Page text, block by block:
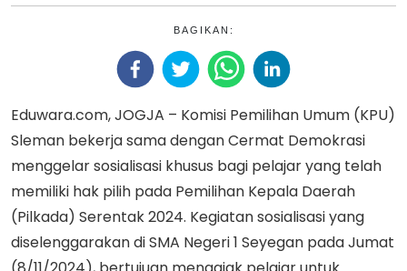
BAGIKAN:
Eduwara.com, JOGJA – Komisi Pemilihan Umum (KPU)
Sleman bekerja sama dengan Cermat Demokrasi
menggelar sosialisasi khusus bagi pelajar yang telah
memiliki hak pilih pada Pemilihan Kepala Daerah
(Pilkada) Serentak 2024. Kegiatan sosialisasi yang
diselenggarakan di SMA Negeri 1 Seyegan pada Jumat